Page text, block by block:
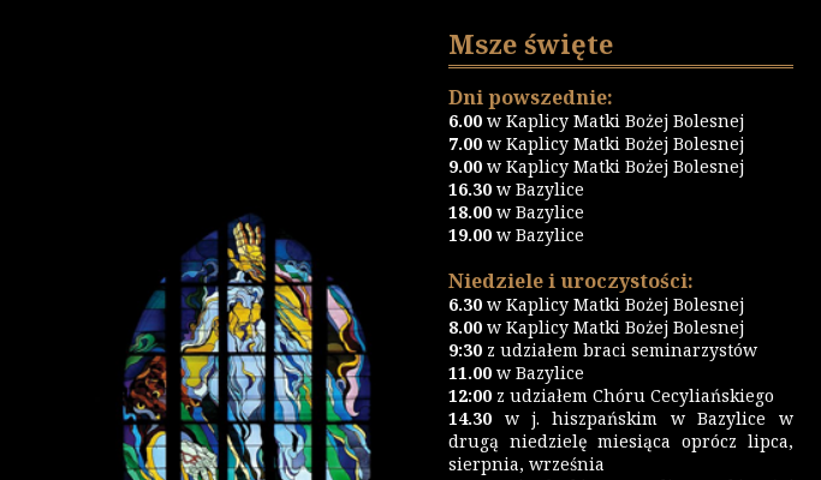
Msze święte
Dni powszednie:
6.00 w Kaplicy Matki Bożej Bolesnej
7.00 w Kaplicy Matki Bożej Bolesnej
9.00 w Kaplicy Matki Bożej Bolesnej
16.30w Bazylice
18.00w Bazylice
19.00w Bazylice
Niedziele i uroczystości:
6.30 w Kaplicy Matki Bożej Bolesnej
8.00 w Kaplicy Matki Bożej Bolesnej
9:30 z udziałem braci seminarzystów
11.00 w Bazylice
12:00 z udziałem Chóru Cecyliańskiego
14.30 w j. hiszpańskim w Bazylice w
drugą niedzielę miesiąca oprócz lipca,
sierpnia, września